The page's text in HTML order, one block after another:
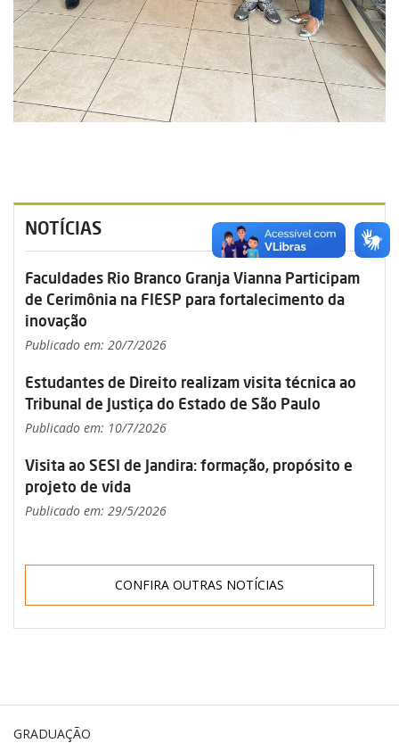
NOTÍCIAS
Faculdades Rio Branco Granja Vianna Participam
de Cerimônia na FIESP para fortalecimento da
inovação
Publicado em: 20/7/2026
Estudantes de Direito realizam visita técnica ao
Tribunal de Justiça do Estado de São Paulo
Publicado em: 10/7/2026
Visita ao SESI de Jandira: formação, propósito e
projeto de vida
Publicado em: 29/5/2026
CONFIRA OUTRAS NOTÍCIAS
GRADUAÇÃO